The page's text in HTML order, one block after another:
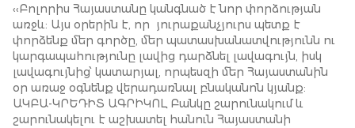
‹‹Բոլորիս Հայաստանը կանգնած է նոր փորձության
առջև: Այս օրերին է, որ յուրաքանչյուրս պետք է
փորձենք մեր գործը, մեր պատասխանատվությունն ու
կարգապահությունը լավից դարձնել լավագույն, իսկ
լավագույնից՝ կատարյալ, որպեսզի մեր Հայաստանին
օր առաջ օգնենք վերադառնալ բնականոն կյանք:
ԱԿԲԱ-ԿՐԵԴԻՏ ԱԳՐԻԿՈԼ Բանկը շարունակում և
շարունակելու է աշխատել հանուն Հայաստանի